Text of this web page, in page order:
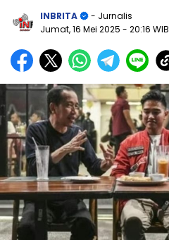
INBRITA
- Jurnalis
Jumat, 16 Mei 2025 - 20:16 WIB